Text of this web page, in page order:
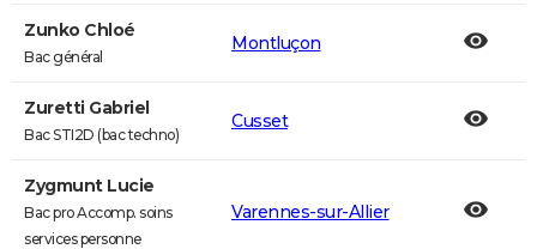
Zunko Chloé
Bac général
Montluçon
Zuretti Gabriel
Bac STI2D (bac techno)
Cusset
Zygmunt Lucie
Bac pro Accomp. soins
services personne
Varennes-sur-Allier